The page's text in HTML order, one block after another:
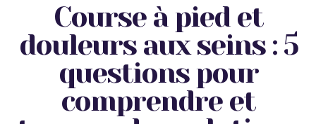
Course à pied et
douleurs aux seins : 5
questions pour
comprendre et